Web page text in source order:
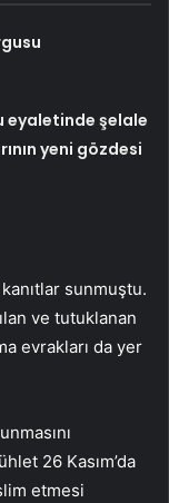
eyaletinde şelale
yeni gözdesi
sunmuştu.
ve tutuklanan
evrakları da yer
26 Kasım’da
etmesi